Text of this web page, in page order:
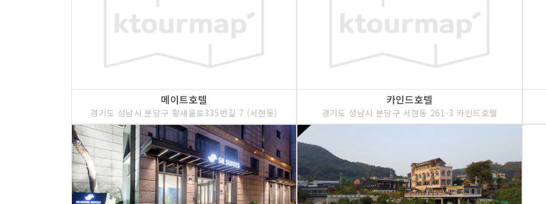
메이트호텔
경기도 성남시 분당구 황새울로335번길 7 (서현동)
카인드호텔
경기도 성남시 분당구 서현동 261-3 카인드호텔